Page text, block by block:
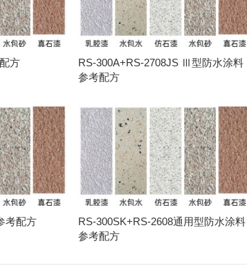
方
RS-300A+RS-2708JS Ⅲ型防水涂料
参考配方
考配方
RS-300SK+RS-2608通用型防水涂料
参考配方